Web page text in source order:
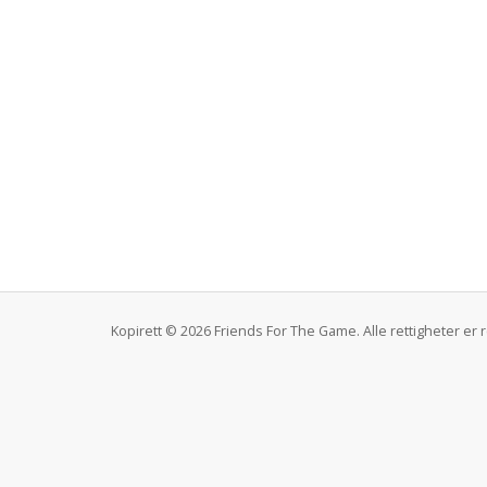
Kopirett © 2026 Friends For The Game. Alle rettigheter er